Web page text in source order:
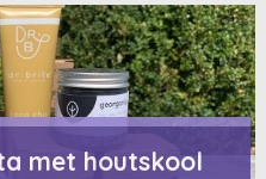
met houtskool